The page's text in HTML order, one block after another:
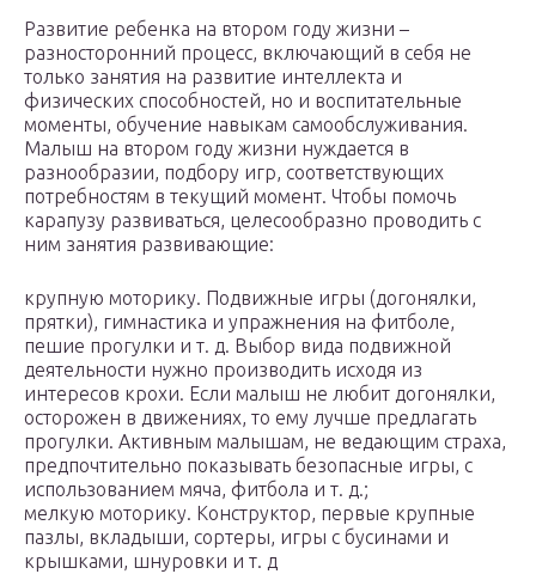
Развитие ребенка на втором году жизни –
разносторонний процесс, включающий в себя не
только занятия на развитие интеллекта и
физических способностей, но и воспитательные
моменты, обучение навыкам самообслуживания.
Малыш на втором году жизни нуждается в
разнообразии, подбору игр, соответствующих
потребностям в текущий момент. Чтобы помочь
карапузу развиваться, целесообразно проводить с
ним занятия развивающие:
крупную моторику. Подвижные игры (догонялки,
прятки), гимнастика и упражнения на фитболе,
пешие прогулки и т. д. Выбор вида подвижной
деятельности нужно производить исходя из
интересов крохи. Если малыш не любит догонялки,
осторожен в движениях, то ему лучше предлагать
прогулки. Активным малышам, не ведающим страха,
предпочтительно показывать безопасные игры, с
использованием мяча, фитбола и т. д.;
мелкую моторику. Конструктор, первые крупные
пазлы, вкладыши, сортеры, игры с бусинами и
крышками, шнуровки и т. д